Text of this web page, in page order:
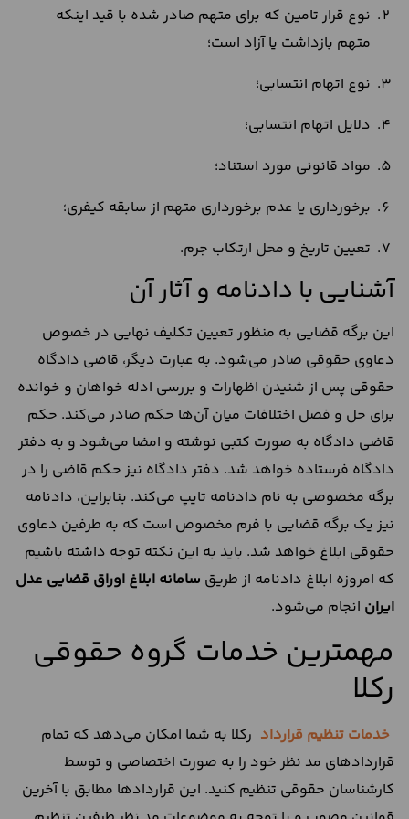
نوع قرار تامین که برای متهم صادر شده با قید اینکه
متهم بازداشت یا آزاد است؛
نوع اتهام انتسابی؛
دلایل اتهام انتسابی؛
مواد قانونی مورد استناد؛
برخورداری یا عدم برخورداری متهم از سابقه کیفری؛
تعیین تاریخ و محل ارتکاب جرم.
آشنایی با دادنامه و آثار آن
این برگه قضایی به منظور تعیین تکلیف نهایی در خصوص
دعاوی حقوقی صادر می‌شود. به عبارت دیگر، قاضی دادگاه
حقوقی پس از شنیدن اظهارات و بررسی ادله خواهان و خوانده
برای حل و فصل اختلافات میان آن‌ها حکم صادر می‌کند. حکم
قاضی دادگاه به صورت کتبی نوشته و امضا می‌شود و به دفتر
دادگاه فرستاده خواهد شد. دفتر دادگاه نیز حکم قاضی را در
برگه مخصوصی به نام دادنامه تایپ می‌کند. بنابراین، دادنامه
نیز یک برگه قضایی با فرم مخصوص است که به طرفین دعاوی
حقوقی ابلاغ خواهد شد. باید به این نکته توجه داشته باشیم
که امروزه ابلاغ دادنامه از طریق سامانه ابلاغ اوراق قضایی عدل
ایران انجام می‌شود.
مهمترین خدمات گروه حقوقی
رکلا
خدمات تنظیم قرارداد رکلا به شما امکان می‌دهد که تمام
قراردادهای مد نظر خود را به صورت اختصاصی و توسط
کارشناسان حقوقی تنظیم کنید. این قراردادها مطابق با آخرین